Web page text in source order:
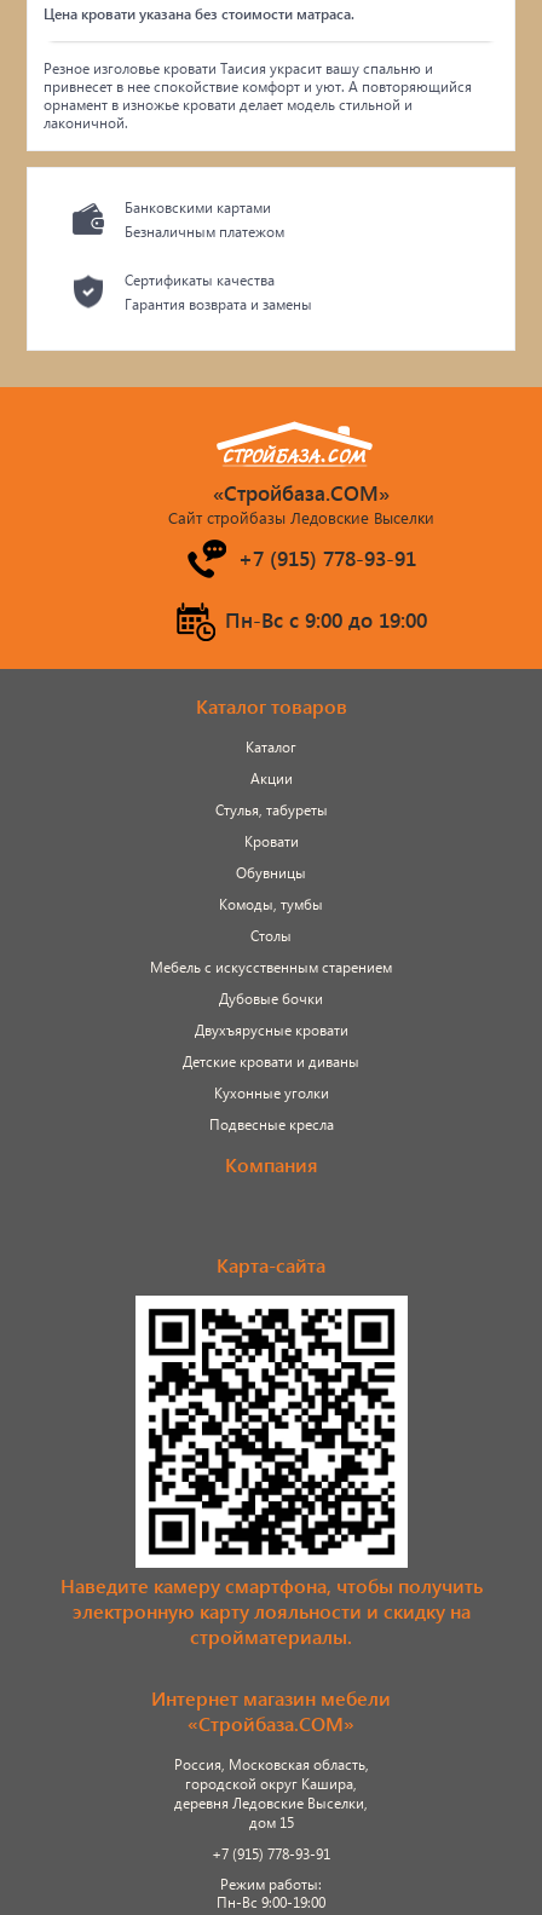
Цена кровати указана без стоимости матраса.
Резное изголовье кровати Таисия украсит вашу спальню и
привнесет в нее спокойствие комфорт и уют. А повторяющийся
орнамент в изножье кровати делает модель стильной и
лаконичной.
Банковскими картами
Безналичным платежом
Сертификаты качества
Гарантия возврата и замены
«Стройбаза.COM»
Сайт стройбазы Ледовские Выселки
+7 (915) 778-93-91
Пн-Вс c 9:00 до 19:00
Каталог товаров
Каталог
Акции
Стулья, табуреты
Кровати
Обувницы
Комоды, тумбы
Столы
Мебель с искусственным старением
Дубовые бочки
Двухъярусные кровати
Детские кровати и диваны
Кухонные уголки
Подвесные кресла
Компания
Карта-сайта
Наведите камеру смартфона, чтобы получить
электронную карту лояльности и скидку на
стройматериалы.
Интернет магазин мебели
«Стройбаза.COM»
Россия, Московская область,
городской округ Кашира,
деревня Ледовские Выселки,
дом 15
+7 (915) 778-93-91
Режим работы:
Пн-Вс 9:00-19:00